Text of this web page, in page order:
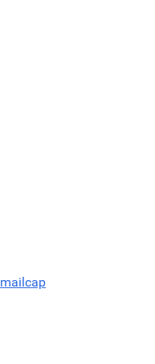
mailcap